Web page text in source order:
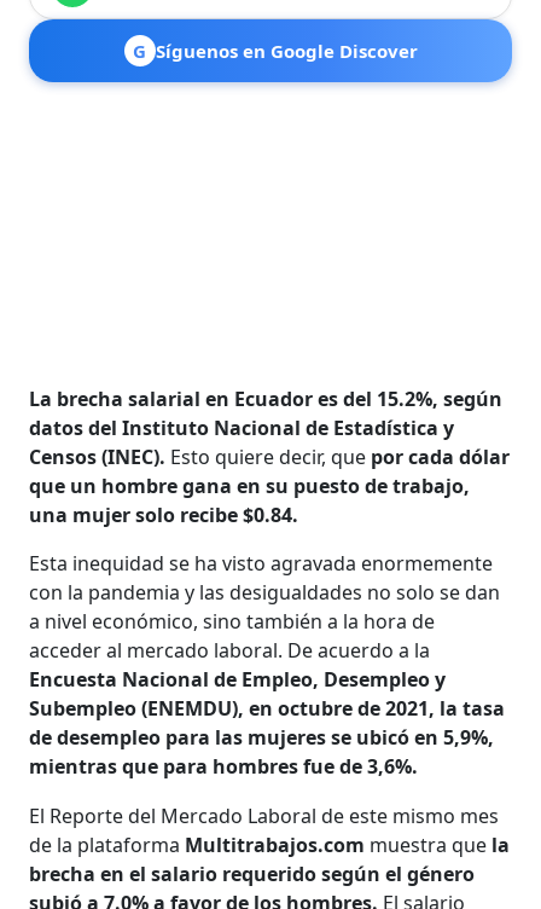
G Síguenos en Google Discover
La brecha salarial en Ecuador es del 15.2%, según
datos del Instituto Nacional de Estadística y
Censos (INEC). Esto quiere decir, que por cada dólar
que un hombre gana en su puesto de trabajo,
una mujer solo recibe $0.84.
Esta inequidad se ha visto agravada enormemente
con la pandemia y las desigualdades no solo se dan
a nivel económico, sino también a la hora de
acceder al mercado laboral. De acuerdo a la
Encuesta Nacional de Empleo, Desempleo y
Subempleo (ENEMDU), en octubre de 2021, la tasa
de desempleo para las mujeres se ubicó en 5,9%,
mientras que para hombres fue de 3,6%.
El Reporte del Mercado Laboral de este mismo mes
de la plataforma Multitrabajos.com muestra que la
brecha en el salario requerido según el género
subió a 7.0% a favor de los hombres. El salario